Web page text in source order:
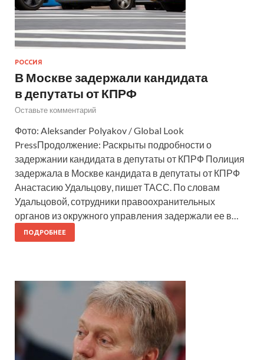
РОССИЯ
В Москве задержали кандидата
в депутаты от КПРФ
Оставьте комментарий
Фото: Aleksander Polyakov / Global Look
PressПродолжение: Раскрыты подробности о
задержании кандидата в депутаты от КПРФ Полиция
задержала в Москве кандидата в депутаты от КПРФ
Анастасию Удальцову, пишет ТАСС. По словам
Удальцовой, сотрудники правоохранительных
органов из окружного управления задержали ее в…
ПОДРОБНЕЕ